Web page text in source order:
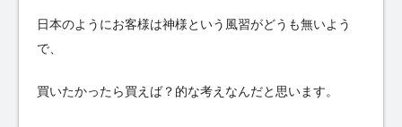
日本のようにお客様は神様という風習がどうも無いよう
で、
買いたかったら買えば？的な考えなんだと思います。